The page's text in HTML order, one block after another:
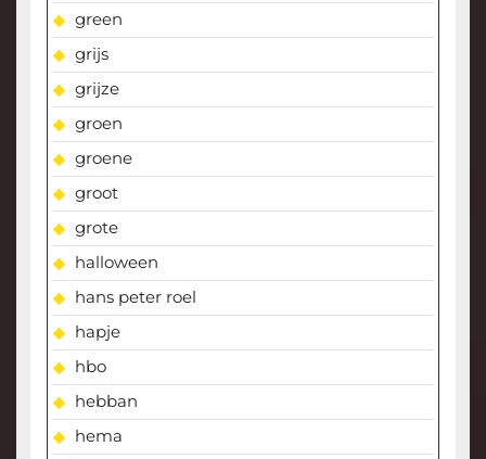
green
grijs
grijze
groen
groene
groot
grote
halloween
hans peter roel
hapje
hbo
hebban
hema